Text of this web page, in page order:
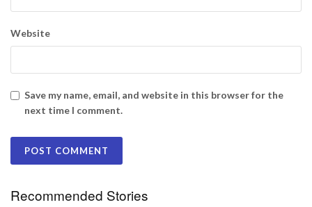
Website
Save my name, email, and website in this browser for the
next time I comment.
Recommended Stories